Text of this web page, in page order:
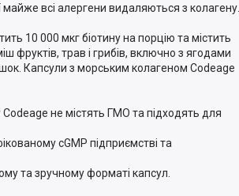
майже всі алергени видаляються з колагену.
10 000 мкг біотину на порцію та містить
фруктів, трав і грибів, включно з ягодами
Капсули з морським колагеном Codeage
не містять ГМО та підходять для
cGMP підприємстві та
та зручному форматі капсул.